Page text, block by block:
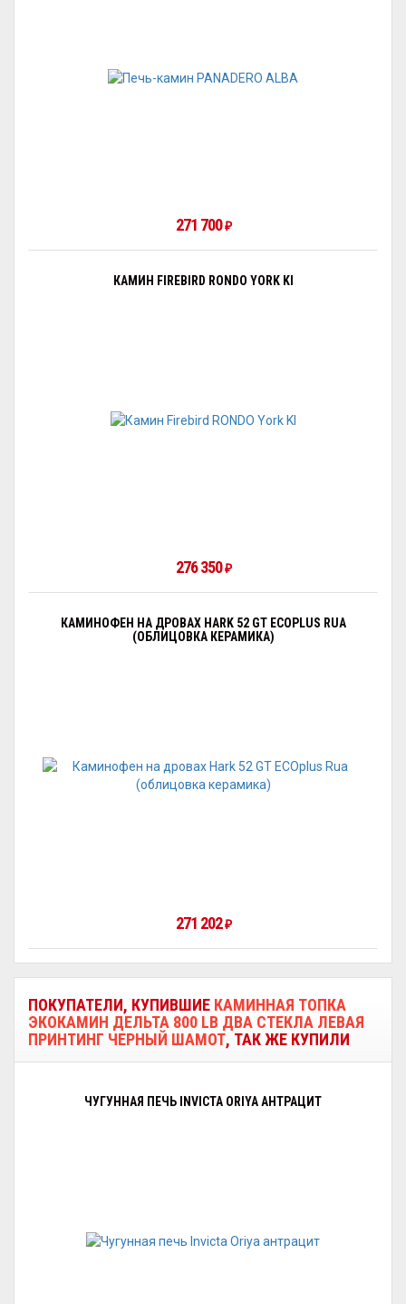
271 700₽
КАМИН FIREBIRD RONDO YORK KI
276 350₽
КАМИНОФЕН НА ДРОВАХ HARK 52 GT ECOPLUS RUA
(ОБЛИЦОВКА КЕРАМИКА)
271 202₽
ПОКУПАТЕЛИ, КУПИВШИЕ КАМИННАЯ ТОПКА
ЭКОКАМИН ДЕЛЬТА 800 LB ДВА СТЕКЛА ЛЕВАЯ
ПРИНТИНГ ЧЕРНЫЙ ШАМОТ, ТАК ЖЕ КУПИЛИ
ЧУГУННАЯ ПЕЧЬ INVICTA ORIYA АНТРАЦИТ